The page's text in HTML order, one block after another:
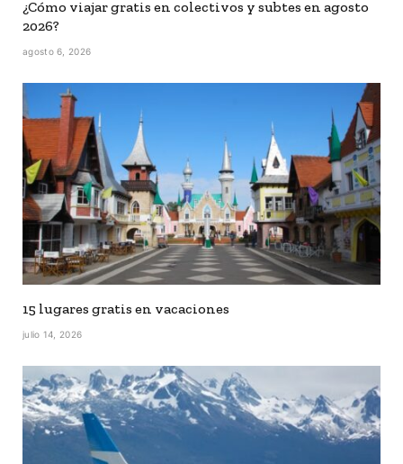
¿Cómo viajar gratis en colectivos y subtes en agosto
2026?
agosto 6, 2026
15 lugares gratis en vacaciones
julio 14, 2026